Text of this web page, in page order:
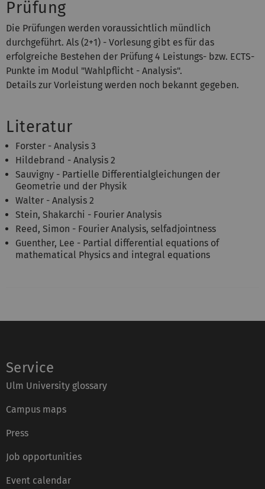
Prüfung
Die Prüfungen werden voraussichtlich mündlich
durchgeführt. Als (2+1) - Vorlesung gibt es für das
erfolgreiche Bestehen der Prüfung 4 Leistungs- bzw. ECTS-
Punkte im Modul "Wahlpflicht - Analysis".
Details zur Vorleistung werden noch bekannt gegeben.
Literatur
Forster - Analysis 3
Hildebrand - Analysis 2
Sauvigny - Partielle Differentialgleichungen der
Geometrie und der Physik
Walter - Analysis 2
Stein, Shakarchi - Fourier Analysis
Reed, Simon - Fourier Analysis, selfadjointness
Guenther, Lee - Partial differential equations of
mathematical Physics and integral equations
Service
Ulm University glossary
Campus maps
Press
Job opportunities
Event calendar